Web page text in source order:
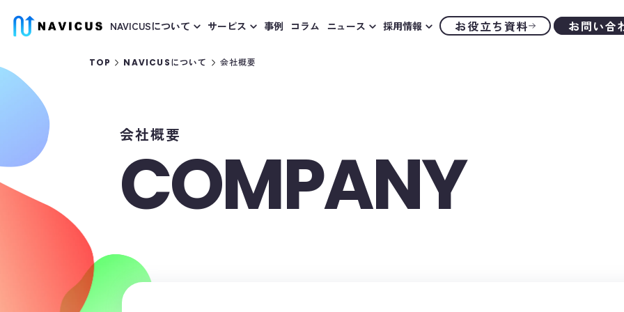
NAVICUSについて サービス 事例 コラム ニュース 採用情報 お役立ち資料 お問い合
TOP NAVICUSについて 会社概要
会社概要
COMPANY